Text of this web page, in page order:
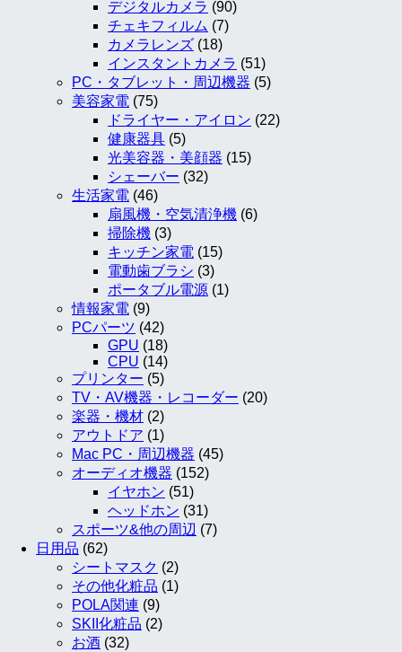
デジタルカメラ (90)
チェキフィルム (7)
カメラレンズ (18)
インスタントカメラ (51)
PC・タブレット・周辺機器 (5)
美容家電 (75)
ドライヤー・アイロン (22)
健康器具 (5)
光美容器・美顔器 (15)
シェーバー (32)
生活家電 (46)
扇風機・空気清浄機 (6)
掃除機 (3)
キッチン家電 (15)
電動歯ブラシ (3)
ポータブル電源 (1)
情報家電 (9)
PCパーツ (42)
GPU (18)
CPU (14)
プリンター (5)
TV・AV機器・レコーダー (20)
楽器・機材 (2)
アウトドア (1)
Mac PC・周辺機器 (45)
オーディオ機器 (152)
イヤホン (51)
ヘッドホン (31)
スポーツ&他の周辺 (7)
日用品 (62)
シートマスク (2)
その他化粧品 (1)
POLA関連 (9)
SKII化粧品 (2)
お酒 (32)